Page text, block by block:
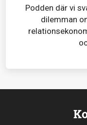
Podden där vi
dilemman